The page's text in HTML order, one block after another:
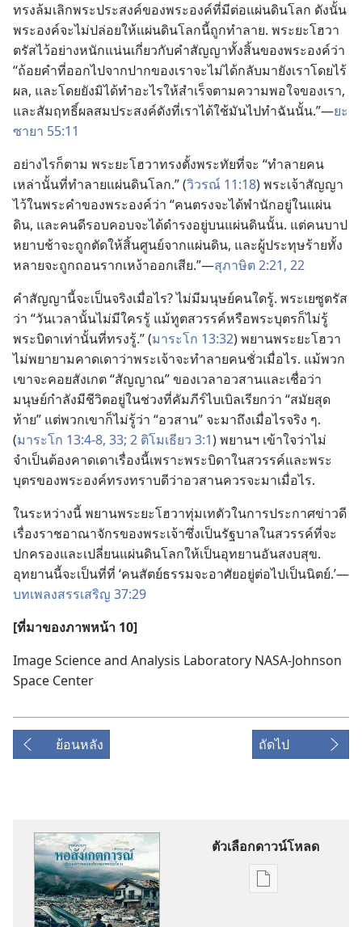
ทรง​ล้ม​เลิก​พระ​ประสงค์​ของ​พระองค์​ที่​มี​ต่อ​แผ่นดิน​โลก ดัง​นั้น
พระองค์​จะ​ไม่​ปล่อย​ให้​แผ่นดิน​โลก​นี้​ถูก​ทำลาย. พระ​ยะโฮวา​
ตรัส​ไว้​อย่าง​หนักแน่น​เกี่ยว​กับ​คำ​สัญญา​ทั้ง​สิ้น​ของ​พระองค์​ว่า
“ถ้อย​คำ​ที่​ออก​ไป​จาก​ปาก​ของ​เรา​จะ​ไม่​ได้​กลับ​มา​ยัง​เรา​โดย​ไร้​
ผล, และ​โดย​ยัง​มิ​ได้​ทำ​อะไร​ให้​สำเร็จ​ตาม​ความ​พอ​ใจ​ของ​เรา,
และ​สัมฤทธิ์​ผล​สม​ประสงค์​ดัง​ที่​เรา​ได้​ใช้​มัน​ไป​ทำ​ฉัน​นั้น.”—ยะ
ซายา 55:11
อย่าง​ไร​ก็​ตาม พระ​ยะโฮวา​ทรง​ตั้ง​พระทัย​ที่​จะ “ทำลาย​คน​
เหล่า​นั้น​ที่​ทำลาย​แผ่นดิน​โลก.” (วิวรณ์ 11:18) พระเจ้า​สัญญา​
ไว้​ใน​พระ​คำ​ของ​พระองค์​ว่า “คน​ตรง​จะ​ได้​พำนัก​อยู่​ใน​แผ่น
ดิน, และ​คน​ดี​รอบคอบ​จะ​ได้​ดำรง​อยู่​บน​แผ่นดิน​นั้น. แต่​คน​บาป​
หยาบ​ช้า​จะ​ถูก​ตัด​ให้​สิ้น​ศูนย์​จาก​แผ่นดิน, และ​ผู้​ประทุษร้าย​ทั้ง​
หลาย​จะ​ถูก​ถอน​ราก​เหง้า​ออก​เสีย.”—สุภาษิต 2:21, 22
คำ​สัญญา​นี้​จะ​เป็น​จริง​เมื่อ​ไร? ไม่​มี​มนุษย์​คน​ใด​รู้. พระ​เยซู​ตรัส​
ว่า “วัน​เวลา​นั้น​ไม่​มี​ใคร​รู้ แม้​ทูตสวรรค์​หรือ​พระ​บุตร​ก็​ไม่​รู้
พระ​บิดา​เท่า​นั้น​ที่​ทรง​รู้.” (มาระโก 13:32) พยาน​พระ​ยะโฮวา​
ไม่​พยายาม​คาด​เดา​ว่า​พระเจ้า​จะ​ทำลาย​คน​ชั่ว​เมื่อ​ไร. แม้​พวก​
เขา​จะ​คอย​สังเกต “สัญญาณ” ของ​เวลา​อวสาน​และ​เชื่อ​ว่า​
มนุษย์​กำลัง​มี​ชีวิต​อยู่​ใน​ช่วง​ที่​คัมภีร์​ไบเบิล​เรียก​ว่า “สมัย​สุด​
ท้าย” แต่​พวก​เขา​ก็​ไม่​รู้​ว่า “อวสาน” จะ​มา​ถึง​เมื่อ​ไร​จริง ๆ.
(มาระโก 13:4-8, 33; 2 ติโมเธียว 3:1) พยาน​ฯ เข้าใจ​ว่า​ไม่​
จำเป็น​ต้อง​คาด​เดา​เรื่อง​นี้​เพราะ​พระ​บิดา​ใน​สวรรค์​และ​พระ​
บุตร​ของ​พระองค์​ทรง​ทราบ​ดี​ว่า​อวสาน​ควร​จะ​มา​เมื่อ​ไร.
ใน​ระหว่าง​นี้ พยาน​พระ​ยะโฮวา​ทุ่มเท​ตัว​ใน​การ​ประกาศ​ข่าว​ดี​
เรื่อง​ราชอาณาจักร​ของ​พระเจ้า​ซึ่ง​เป็น​รัฐบาล​ใน​สวรรค์​ที่​จะ​
ปกครอง​และ​เปลี่ยน​แผ่นดิน​โลก​ให้​เป็น​อุทยาน​อัน​สงบ​สุข.
อุทยาน​นี้​จะ​เป็น​ที่​ที่ ‘คน​สัตย์​ธรรม​จะ​อาศัย​อยู่​ต่อ​ไป​เป็น​นิตย์.’—
บทเพลง​สรรเสริญ 37:29
[ที่​มา​ของ​ภาพ​หน้า 10]
Image Science and Analysis Laboratory NASA-Johnson
Space Center
ย้อนหลัง ถัดไป
ตัวเลือกดาวน์โหลด
ตัว